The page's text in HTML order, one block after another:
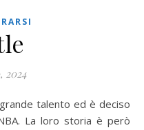
2024
La loro storia è però